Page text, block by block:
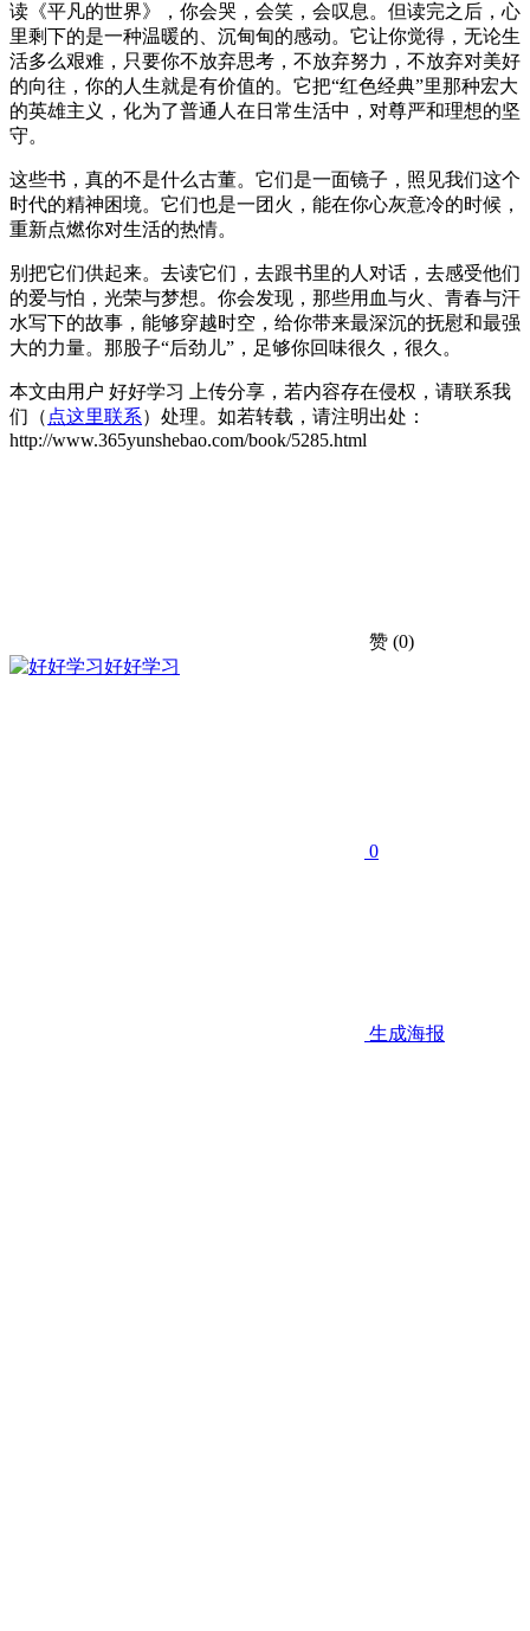
读《平凡的世界》，你会哭，会笑，会叹息。但读完之后，心
里剩下的是一种温暖的、沉甸甸的感动。它让你觉得，无论生
活多么艰难，只要你不放弃思考，不放弃努力，不放弃对美好
的向往，你的人生就是有价值的。它把“红色经典”里那种宏大
的英雄主义，化为了普通人在日常生活中，对尊严和理想的坚
守。
这些书，真的不是什么古董。它们是一面镜子，照见我们这个
时代的精神困境。它们也是一团火，能在你心灰意冷的时候，
重新点燃你对生活的热情。
别把它们供起来。去读它们，去跟书里的人对话，去感受他们
的爱与怕，光荣与梦想。你会发现，那些用血与火、青春与汗
水写下的故事，能够穿越时空，给你带来最深沉的抚慰和最强
大的力量。那股子“后劲儿”，足够你回味很久，很久。
本文由用户 好好学习 上传分享，若内容存在侵权，请联系我
们（ 点这里联系）处理。如若转载，请注明出处：
http://www.365yunshebao.com/book/5285.html
赞 (0)
好好学习
0
生成海报